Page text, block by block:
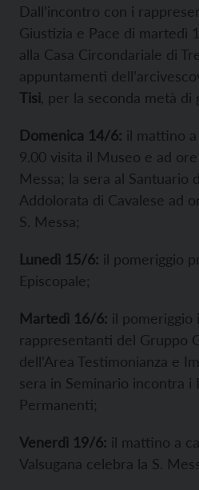
Dall’incontro con i
Giustizia e Pace di martedì
alla Casa Circondariale di
appuntamenti
Tisi , per la seconda metà di
Domenica 14/6: il mattino
9.00 visita il Museo e ad
Messa; la sera al Santuario
Addolorata di Cavalese ad
S. Messa;
Lunedì 15/6: il pomeriggio
Episcopale;
Martedì 16/6: il pomeriggio
rappresentanti del Gruppo
dell’Area Testimonianza e
sera in Seminario incontra i
Permanenti;
Venerdì 19/6: il mattino a
Valsugana celebra la S.